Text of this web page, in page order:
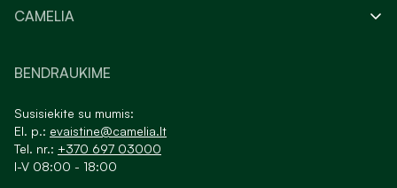
CAMELIA
BENDRAUKIME
Susisiekite su mumis:
El. p.: evaistine@camelia.lt
Tel. nr.: +370 697 03000
I-V 08:00 - 18:00